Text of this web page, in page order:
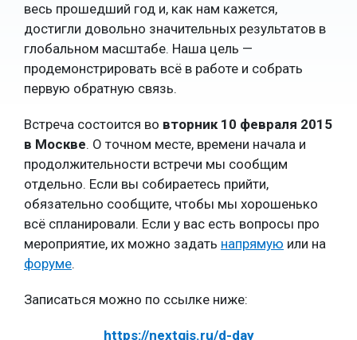
весь прошедший год и, как нам кажется,
достигли довольно значительных результатов в
глобальном масштабе. Наша цель —
продемонстрировать всё в работе и собрать
первую обратную связь.
Встреча состоится во вторник 10 февраля 2015
в Москве. О точном месте, времени начала и
продолжительности встречи мы сообщим
отдельно. Если вы собираетесь прийти,
обязательно сообщите, чтобы мы хорошенько
всё спланировали. Если у вас есть вопросы про
мероприятие, их можно задать напрямую или на
форуме.
Записаться можно по ссылке ниже:
https://nextgis.ru/d-day